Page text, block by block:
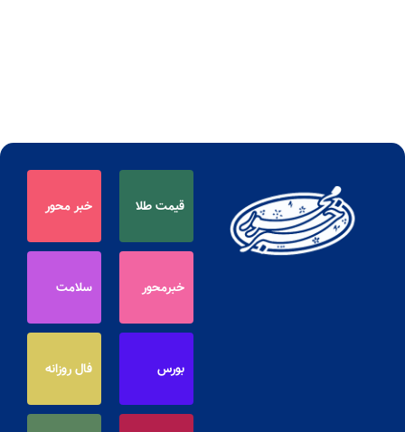
قیمت طلا خبر محور
خبرمحور سلامت
بورس فال روزانه